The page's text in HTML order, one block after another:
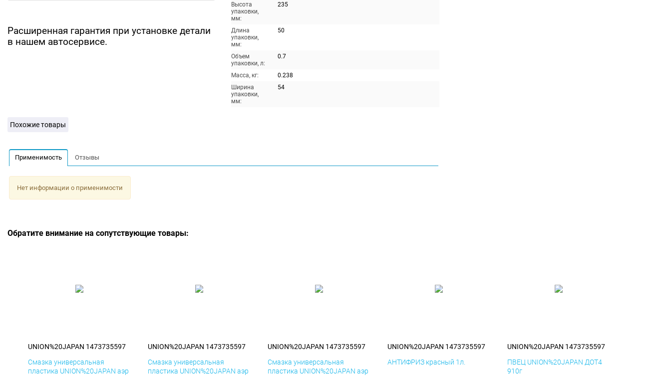
Расширенная гарантия при установке детали
в нашем автосервисе.
Высота
упаковки,
мм:
235
Длина
упаковки,
мм:
50
Объем
упаковки, л:
0.7
Масса, кг:
0.238
Ширина
упаковки,
мм:
54
Похожие товары
Применимость Отзывы
Нет информации о применимости
Обратите внимание на сопутствующие товары:
UNION%20JAPAN 1473735597
Смазка универсальная
пластика UNION%20JAPAN аэр
UNION%20JAPAN 1473735597
Смазка универсальная
пластика UNION%20JAPAN аэр
UNION%20JAPAN 1473735597
Смазка универсальная
пластика UNION%20JAPAN аэр
UNION%20JAPAN 1473735597
АНТИФРИЗ красный 1л.
UNION%20JAPAN 1473735597
ПВЕЦ UNION%20JAPAN ДОТ4
910г